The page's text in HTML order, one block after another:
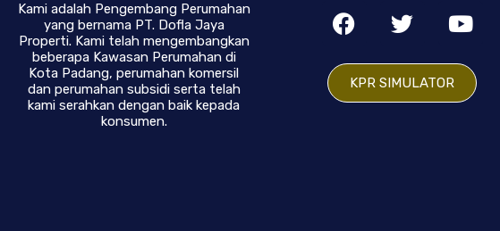
Kami adalah Pengembang Perumahan
yang bernama PT. Dofla Jaya
Properti. Kami telah mengembangkan
beberapa Kawasan Perumahan di
Kota Padang, perumahan komersil
dan perumahan subsidi serta telah
kami serahkan dengan baik kepada
konsumen.
KPR SIMULATOR